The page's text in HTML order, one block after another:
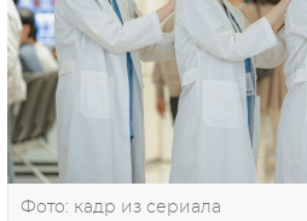
Фото: кадр из сериала